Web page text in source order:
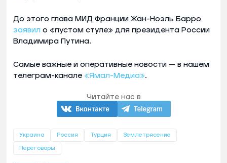
До этого глава МИД Франции Жан-Ноэль Барро
заявил о «пустом стуле» для президента России
Владимира Путина.
Самые важные и оперативные новости — в нашем
телеграм-канале «Ямал-Медиа».
Читайте нас в
Украина Россия Турция Землетрясение
Переговоры